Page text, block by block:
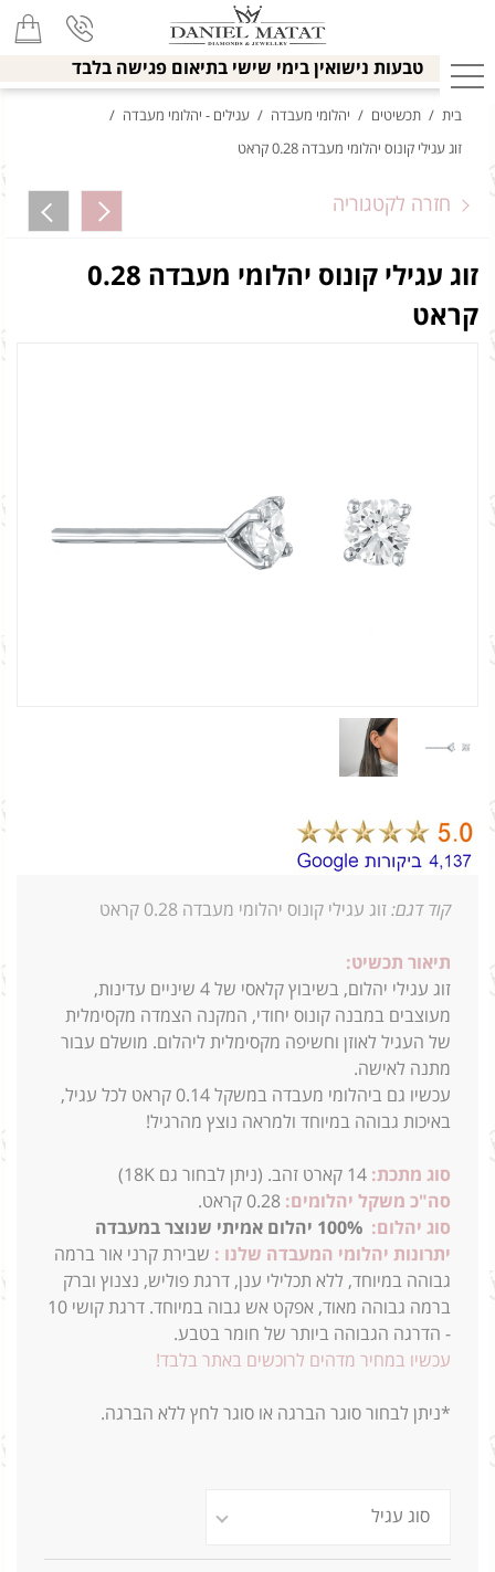
טבעות נישואין בימי שישי בתיאום פגישה בלבד
בית / תכשיטים / יהלומי מעבדה / עגילים - יהלומי מעבדה /
זוג עגילי קונוס יהלומי מעבדה 0.28 קראט
חזרה לקטגוריה
זוג עגילי קונוס יהלומי מעבדה 0.28
קראט
קוד דגם: זוג עגילי קונוס יהלומי מעבדה 0.28 קראט
תיאור תכשיט:
זוג עגילי יהלום, בשיבוץ קלאסי של 4 שיניים עדינות,
מעוצבים במבנה קונוס יחודי, המקנה הצמדה מקסימלית
של העגיל לאוזן וחשיפה מקסימלית ליהלום. מושלם עבור
מתנה לאישה.
עכשיו גם ביהלומי מעבדה במשקל 0.14 קראט לכל עגיל,
באיכות גבוהה במיוחד ולמראה נוצץ מהרגיל!
סוג מתכת: 14 קארט זהב. (ניתן לבחור גם 18K)
סה"כ משקל יהלומים: 0.28 קראט.
סוג יהלום:
יתרונות יהלומי המעבדה שלנו : שבירת קרני אור ברמה
גבוהה במיוחד, ללא תכלילי ענן, דרגת פוליש, נצנוץ וברק
ברמה גבוהה מאוד, אפקט אש גבוה במיוחד. דרגת קושי 10
- הדרגה הגבוהה ביותר של חומר בטבע.
עכשיו במחיר מדהים לרוכשים באתר בלבד!
*ניתן לבחור סוגר הברגה או סוגר לחץ ללא הברגה.